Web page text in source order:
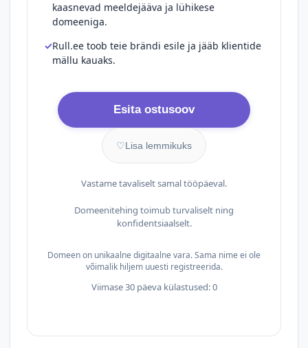
kaasnevad meeldejääva ja lühikese
domeeniga.
Rull.ee toob teie brändi esile ja jääb klientide
mällu kauaks.
Esita ostusoov
♡Lisa lemmikuks
Vastame tavaliselt samal tööpäeval.
Domeenitehing toimub turvaliselt ning
konfidentsiaalselt.
Domeen on unikaalne digitaalne vara. Sama nime ei ole
võimalik hiljem uuesti registreerida.
Viimase 30 päeva külastused: 0